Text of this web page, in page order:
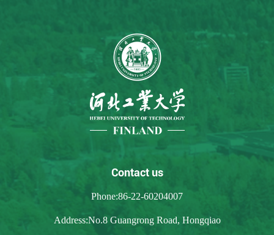
Contact us
Phone:86-22-60204007
Address:No.8 Guangrong Road, Hongqiao